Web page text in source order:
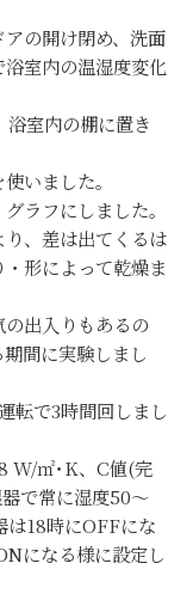
の開け閉め、洗面
室内の温湿度変化
室内の棚に置き
いました。
ラフにしました。
、差は出てくるは
形によって乾燥ま
出入りもあるの
間に実験しまし
転で3時間回しまし
W/㎡･K、C値(完
で常に湿度50～
は18時にOFFにな
になる様に設定し